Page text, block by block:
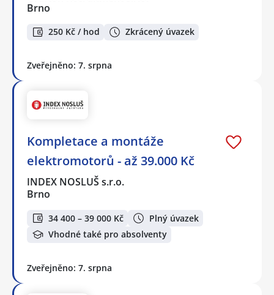
Brno
250 Kč / hod Zkrácený úvazek
Zveřejněno: 7. srpna
Kompletace a montáže
elektromotorů - až 39.000 Kč
INDEX NOSLUŠ s.r.o.
Brno
34 400 – 39 000 Kč
Plný úvazek
Vhodné také pro absolventy
Zveřejněno: 7. srpna